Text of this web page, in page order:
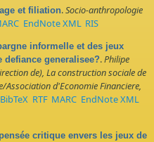
et filiation.Socio-anthropologie
EndNote XML RIS
informelle et des jeux
generalisee?.Philipe
de), La construction sociale de
Association d'Economie Financiere,
BibTeX RTF MARC EndNote XML
critique envers les jeux de